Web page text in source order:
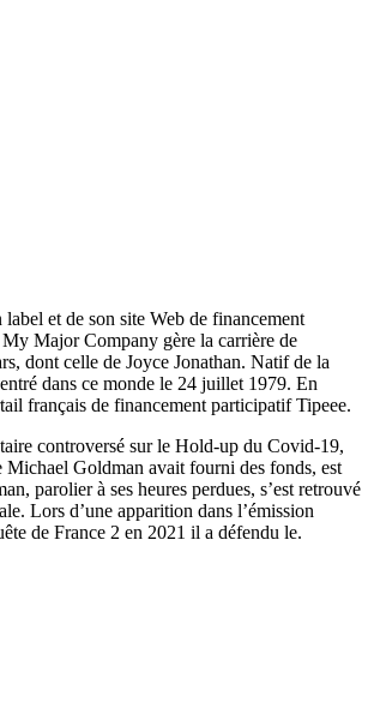
et de son site Web de financement
Major Company gère la carrière de
dont celle de Joyce Jonathan. Natif de la
dans ce monde le 24 juillet 1979. En
français de financement participatif Tipeee.
controversé sur le Hold-up du Covid-19,
Michael Goldman avait fourni des fonds, est
parolier à ses heures perdues, s’est retrouvé
Lors d’une apparition dans l’émission
de France 2 en 2021 il a défendu le.